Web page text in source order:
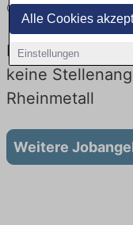
Alle Cookies
Einstellungen
Quereinsteiger oder in
Fahrer Jobs bei
keine
Rheinmetall
Weitere